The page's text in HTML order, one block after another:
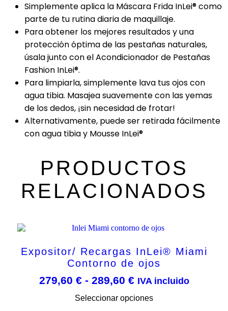
Simplemente aplica la Máscara Frida InLei® como
parte de tu rutina diaria de maquillaje.
Para obtener los mejores resultados y una
protección óptima de las pestañas naturales,
úsala junto con el Acondicionador de Pestañas
Fashion InLei®.
Para limpiarla, simplemente lava tus ojos con
agua tibia. Masajea suavemente con las yemas
de los dedos, ¡sin necesidad de frotar!
Alternativamente, puede ser retirada fácilmente
con agua tibia y Mousse InLei®
PRODUCTOS
RELACIONADOS
Expositor/ Recargas InLei® Miami
Contorno de ojos
279,60 € - 289,60 €Rango
de
precios:
IVA incluido
Seleccionar opciones